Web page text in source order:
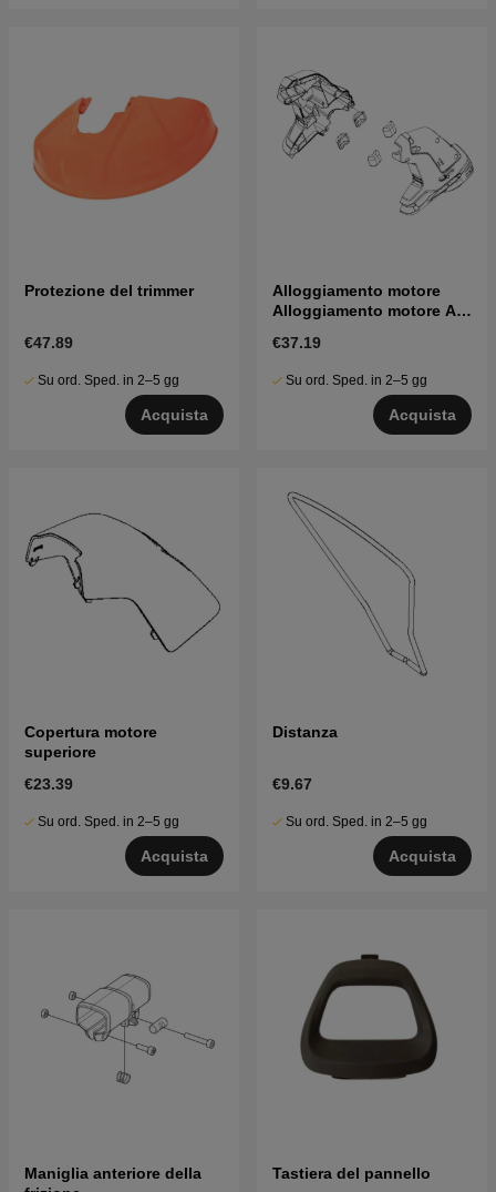
Protezione del trimmer
€47.89
Su ord. Sped. in 2–5 gg
Acquista
Alloggiamento motore
Alloggiamento motore As
€37.19
Su ord. Sped. in 2–5 gg
Acquista
Copertura motore
superiore
€23.39
Su ord. Sped. in 2–5 gg
Acquista
Distanza
€9.67
Su ord. Sped. in 2–5 gg
Acquista
Maniglia anteriore della
Tastiera del pannello